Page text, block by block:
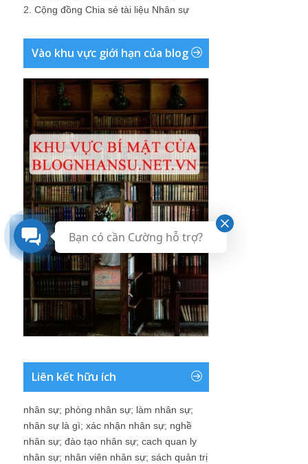
2. Cộng đồng Chia sẻ tài liệu Nhân sự
Vào khu vực giới hạn của blog
Liên kết hữu ích
nhân sự; phòng nhân sự; làm nhân sự;
nhân sự là gì; xác nhận nhân sự; nghề
nhân sự; đào tạo nhân sự; cach quan ly
nhân sự; nhân viên nhân sự; sách quản trị
Bạn có cần Cường hỗ trợ?